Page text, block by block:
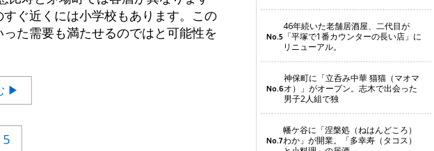
ぐ近くには小学校もあります。この
た需要も満たせるのではと可能性を
▶
5
No.5
46年続いた老舗居酒屋、二代目が
「平塚で1番カウンターの長い店」に
リニューアル。
No.6
神保町に「立呑み中華 猫猫（マオマ
オ）」がオープン。志木で出会った
男子2人組で独
No.7
幡ケ谷に「涅槃処（ねはんどころ）
わか」が開業。「多幸寿（タコス）